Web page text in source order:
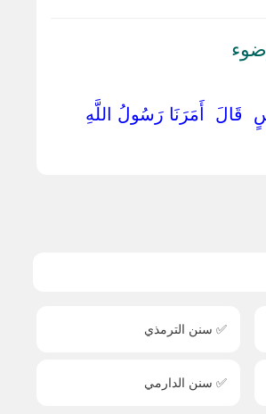
‏قَالَ ‏ ‏أَمَرَنَا رَسُولُ اللَّهِ
✅ سنن الترمذي
✅ سنن الدارمي